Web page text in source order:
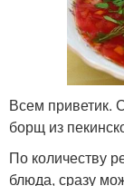
Всем приветик.
борщ из
По количеству
блюда, сразу